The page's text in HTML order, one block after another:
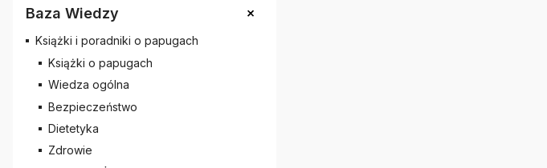
Baza Wiedzy +
Książki i poradniki o papugach
Książki o papugach
Wiedza ogólna
Bezpieczeństwo
Dietetyka
Zdrowie